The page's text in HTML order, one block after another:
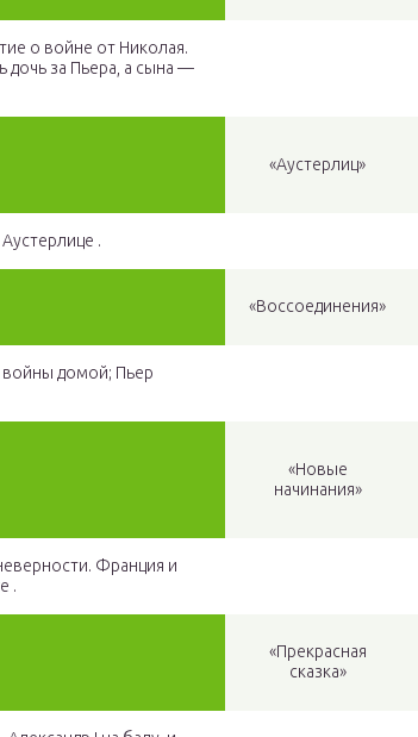
о войне от Николая.
дочь за Пьера, а сына —
«Аустерлиц»
.
«Воссоединения»
войны домой; Пьер
«Новые
начинания»
Франция и
.
«Прекрасная
сказка»